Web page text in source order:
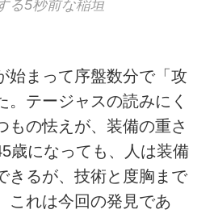
る5秒前な稲垣
始まって序盤数分で「攻
。テージャスの読みにく
もの怯えが、装備の重さ
歳になっても、人は装備
きるが、技術と度胸まで
これは今回の発見であ